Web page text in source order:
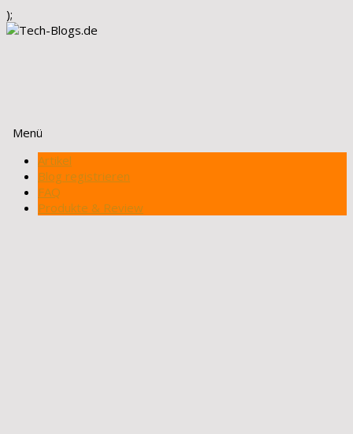
);
Menü
Zum
Inhalt
springen
Artikel
Blog registrieren
FAQ
Produkte & Review